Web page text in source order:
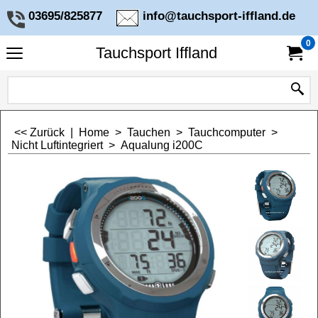
03695/825877 info@tauchsport-iffland.de
Tauchsport Iffland
0
<< Zurück Home > Tauchen > Tauchcomputer >
Nicht Luftintegriert> Aqualung i200C